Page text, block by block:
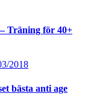
Träning för 40+
2018
bästa anti age